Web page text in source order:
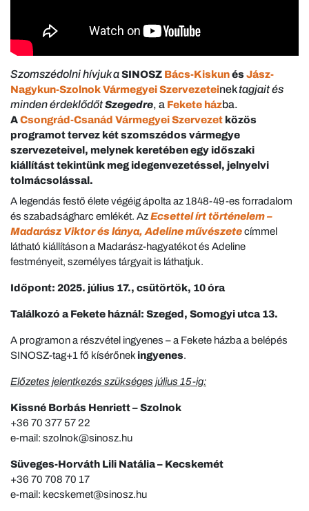
Szomszédolni hívjuk aSINOSZ Bács-KiskunésJász-
Nagykun-Szolnok Vármegyei Szervezeteinektagjait és
minden érdeklődőtSzegedre, a Fekete házba.
ACsongrád-Csanád Vármegyei Szervezet közös
programot tervez két szomszédos vármegye
szervezeteivel, melynek keretében egy időszaki
kiállítást tekintünk meg idegenvezetéssel, jelnyelvi
tolmácsolással.
A legendás festő élete végéig ápolta az 1848-49-es forradalom
és szabadságharc emlékét. AzEcsettel írt történelem –
Madarász Viktor és lánya, Adeline művészetecímmel
látható kiállításon a Madarász-hagyatékot és Adeline
festményeit, személyes tárgyait is láthatjuk.
Időpont: 2025. július 17., csütörtök, 10 óra
Találkozó a Fekete háznál: Szeged, Somogyi utca 13.
A programon a részvétel ingyenes – a Fekete házba a belépés
SINOSZ-tag+1 fő kísérőnek ingyenes.
Előzetes jelentkezés szükséges július 15-ig:
Kissné Borbás Henriett – Szolnok
+36 70 377 57 22
e-mail: szolnok@sinosz.hu
Süveges-Horváth Lili Natália – Kecskemét
+36 70 708 70 17
e-mail: kecskemet@sinosz.hu